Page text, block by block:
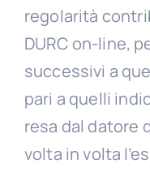
regolarità
DURC on-line,
successivi a
pari a quelli
resa dal datore
volta in volta